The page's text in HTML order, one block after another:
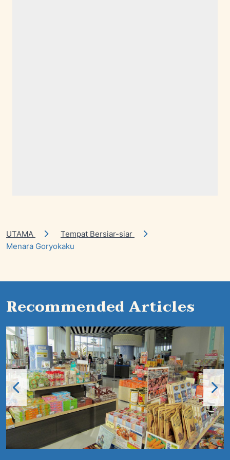
UTAMA
Tempat Bersiar-siar
Menara Goryokaku
Recommended Articles